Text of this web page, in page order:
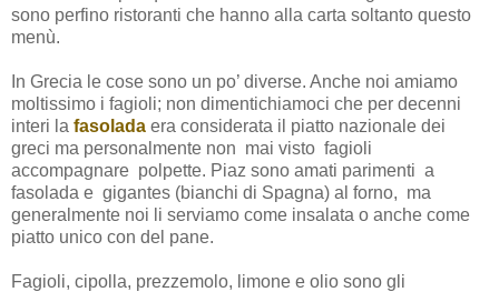
sono perfino ristoranti che hanno alla carta soltanto questo
menù.
In Grecia le cose sono un po’ diverse. Anche noi amiamo
moltissimo i fagioli; non dimentichiamoci che per decenni
interi la fasolada era considerata il piatto nazionale dei
greci ma personalmente non mai visto fagioli
accompagnare polpette. Piaz sono amati parimenti a
fasolada e gigantes (bianchi di Spagna) al forno, ma
generalmente noi li serviamo come insalata o anche come
piatto unico con del pane.
Fagioli, cipolla, prezzemolo, limone e olio sono gli